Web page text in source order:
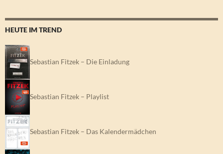
HEUTE IM TREND
Sebastian Fitzek – Die Einladung
Sebastian Fitzek – Playlist
Sebastian Fitzek – Das Kalendermädchen